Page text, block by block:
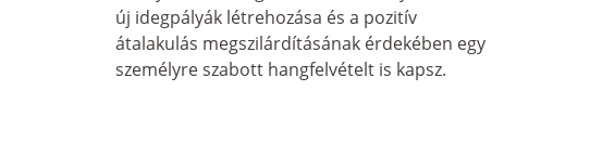
új idegpályák létrehozása és a pozitív
átalakulás megszilárdításának érdekében egy
személyre szabott hangfelvételt is kapsz.